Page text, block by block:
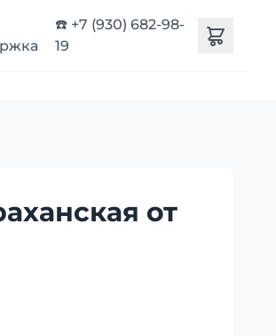
☎️ +7 (930) 682-98-
19
от